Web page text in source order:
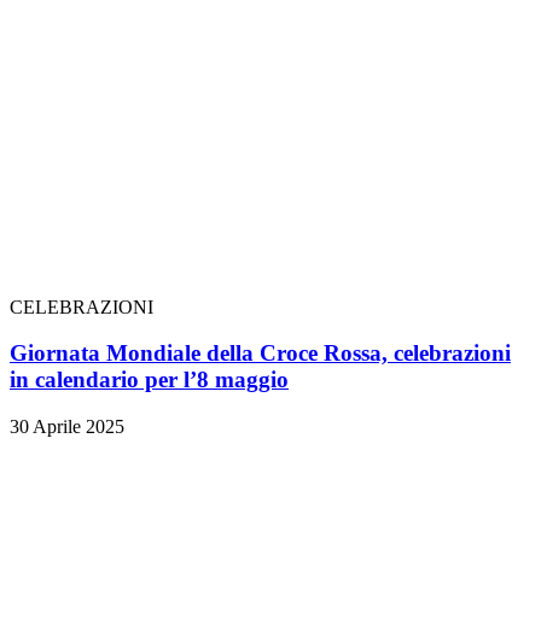
CELEBRAZIONI
Giornata Mondiale della Croce Rossa, celebrazioni
in calendario per l’8 maggio
30 Aprile 2025